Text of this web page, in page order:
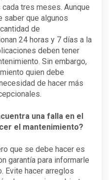
tres meses. Aunque
saber que algunos
de
24 horas y 7 días a la
deben tener
Sin embargo,
quien debe
de hacer más
una falla en el
el mantenimiento?
que se debe hacer es
garantía para informarle
Evite hacer arreglos